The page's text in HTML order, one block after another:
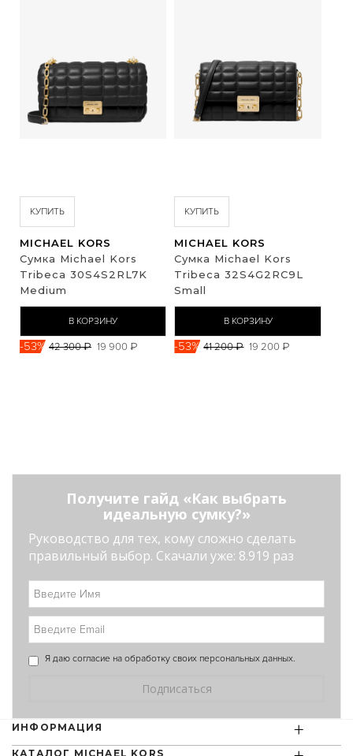
КУПИТЬ
MICHAEL KORS
Сумка Michael Kors
Tribeca 30S4S2RL7K
Medium
В КОРЗИНУ
-53% 42 300 ₽ 19 900 ₽
КУПИТЬ
MICHAEL KORS
Сумка Michael Kors
Tribeca 32S4G2RC9L
Small
В КОРЗИНУ
-53% 41 200 ₽ 19 200 ₽
Получите гайд «Как выбрать
идеальную сумку?»
Руководство для тех, кому сложно сделать
правильный выбор. Скачали уже: 8.919 раз
Я даю согласие на обработку своих персональных данных.
ИНФОРМАЦИЯ +
КАТАЛОГ MICHAEL KORS